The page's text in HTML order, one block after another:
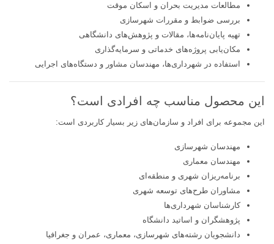
مطالعات مدیریت بحران و اسکان موقت
بررسی ضوابط و مقررات شهرسازی
تهیه پایان‌نامه‌ها، مقالات و پژوهش‌های دانشگاهی
مکان‌یابی پروژه‌های خدماتی و سرمایه‌گذاری
استفاده در شهرداری‌ها، مهندسان مشاور و دستگاه‌های اجرایی
این محصول مناسب چه افرادی است؟
این مجموعه برای افراد و سازمان‌های زیر بسیار کاربردی است:
مهندسان شهرسازی
مهندسان معماری
برنامه‌ریزان شهری و منطقه‌ای
مشاوران طرح‌های توسعه شهری
کارشناسان شهرداری‌ها
پژوهشگران و اساتید دانشگاه
دانشجویان رشته‌های شهرسازی، معماری، عمران و جغرافیا